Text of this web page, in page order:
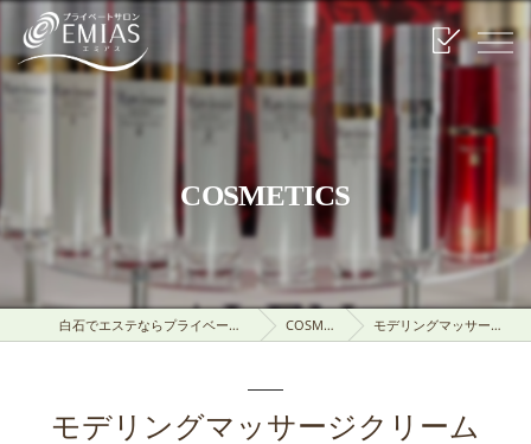
COSMETICS
白石でエステならプライベートサロンEMIAS COSMETICS モデリングマッサージクリーム
モデリングマッサージクリーム